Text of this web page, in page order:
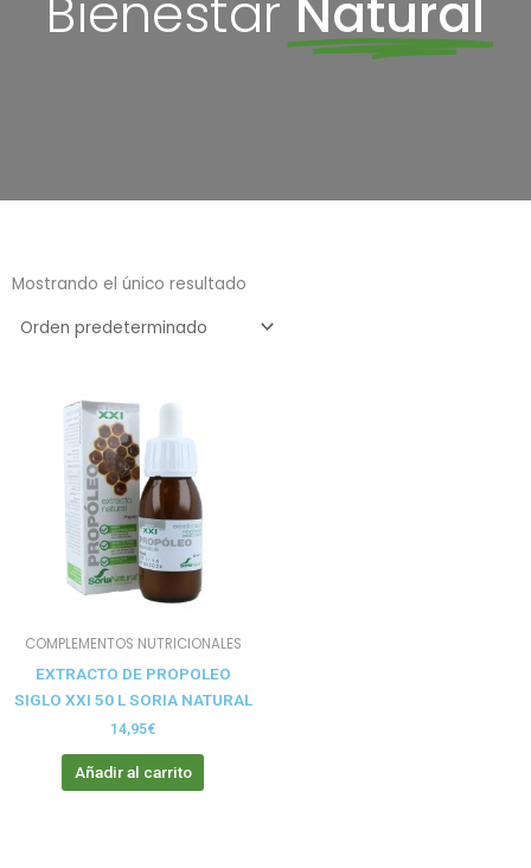
Bienestar Natural
Mostrando el único resultado
COMPLEMENTOS NUTRICIONALES
EXTRACTO DE PROPOLEO
SIGLO XXI 50 L SORIA NATURAL
14,95€
Añadir al carrito